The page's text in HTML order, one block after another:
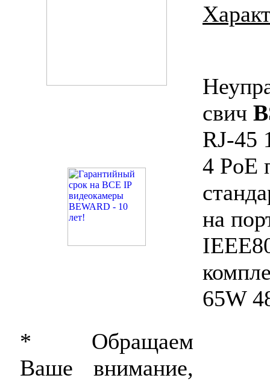
* Обращаем
Ваше внимание,
свич
RJ-45
4 PoE
на
65W